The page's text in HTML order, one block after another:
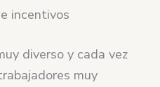
incentivos
diverso y cada vez
muy